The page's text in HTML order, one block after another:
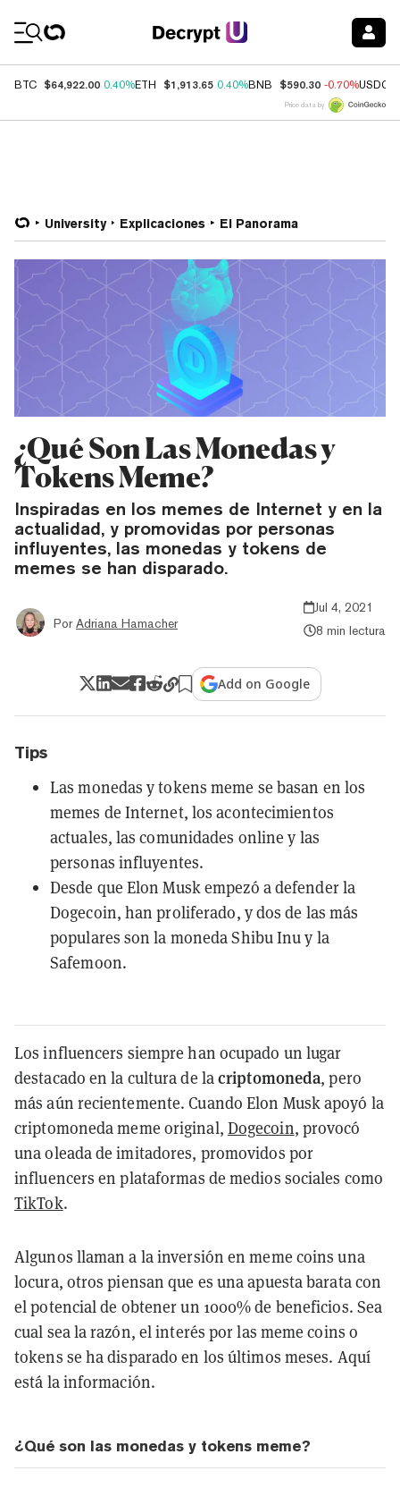
BTC $64,922.00 0.40%ETH $1,913.65 0.40%BNB $590.30 -0.70%USDC
Price data by
University Explicaciones El Panorama
¿Qué Son Las Monedas y
Tokens Meme?
Inspiradas en los memes de Internet y en la
actualidad, y promovidas por personas
influyentes, las monedas y tokens de
memes se han disparado.
Por Adriana Hamacher
Jul 4, 2021
8 min lectura
Add on Google
Tips
Las monedas y tokens meme se basan en los
memes de Internet, los acontecimientos
actuales, las comunidades online y las
personas influyentes.
Desde que Elon Musk empezó a defender la
Dogecoin, han proliferado, y dos de las más
populares son la moneda Shibu Inu y la
Safemoon.
Los influencers siempre han ocupado un lugar
destacado en la cultura de lacriptomoneda, pero
más aún recientemente. Cuando Elon Musk apoyó la
criptomoneda meme original, Dogecoin, provocó
una oleada de imitadores, promovidos por
influencers en plataformas de medios sociales como
TikTok.
Algunos llaman a la inversión en meme coins una
locura, otros piensan que es una apuesta barata con
el potencial de obtener un 1000% de beneficios. Sea
cual sea la razón, el interés por las meme coins o
tokens se ha disparado en los últimos meses. Aquí
está la información.
¿Qué son las monedas y tokens meme?